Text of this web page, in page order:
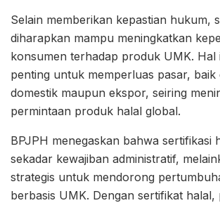
Selain memberikan kepastian hukum,
diharapkan mampu meningkatkan
konsumen terhadap produk UMK. Hal
penting untuk memperluas pasar, baik
domestik maupun ekspor, seiring
permintaan produk halal global.
BPJPH menegaskan bahwa sertifikasi
sekadar kewajiban administratif,
strategis untuk mendorong
berbasis UMK. Dengan sertifikat